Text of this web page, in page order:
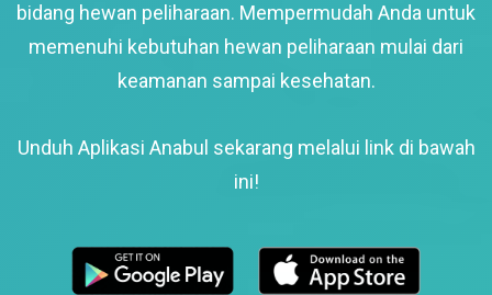
bidang hewan peliharaan. Mempermudah Anda untuk
memenuhi kebutuhan hewan peliharaan mulai dari
keamanan sampai kesehatan.
Unduh Aplikasi Anabul sekarang melalui link di bawah
ini!